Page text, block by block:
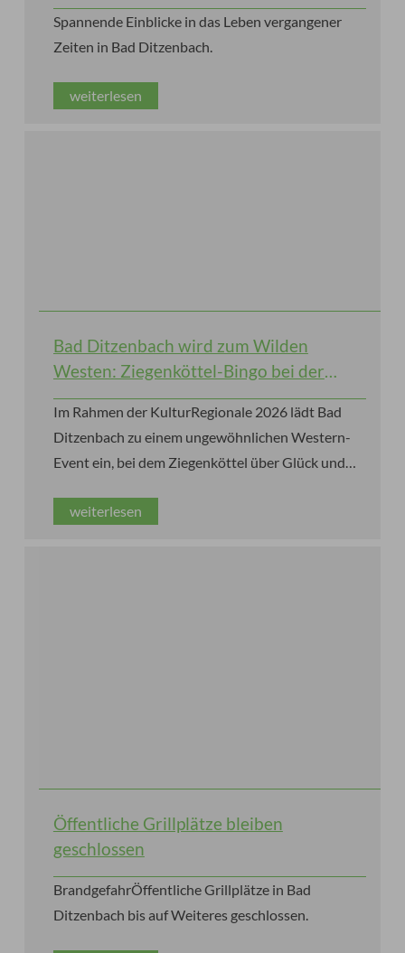
Spannende Einblicke in das Leben vergangener
Zeiten in Bad Ditzenbach.
weiterlesen
Bad Ditzenbach wird zum Wilden
Westen: Ziegenköttel-Bingo bei der
KulturRegionale 2026
Im Rahmen der KulturRegionale 2026 lädt Bad
Event ein, bei dem Ziegenköttel über Glück und
Öffentliche Grillplätze bleiben
geschlossen